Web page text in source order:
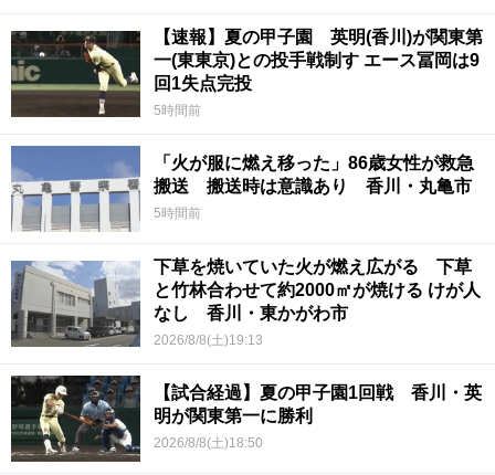
【速報】夏の甲子園 英明(香川)が関東第
一(東東京)との投手戦制す エース冨岡は9
回1失点完投
5時間前
「火が服に燃え移った」86歳女性が救急
搬送 搬送時は意識あり 香川・丸亀市
5時間前
下草を焼いていた火が燃え広がる 下草
と竹林合わせて約2000㎡が焼ける けが人
なし 香川・東かがわ市
2026/8/8(土)19:13
【試合経過】夏の甲子園1回戦 香川・英
明が関東第一に勝利
2026/8/8(土)18:50